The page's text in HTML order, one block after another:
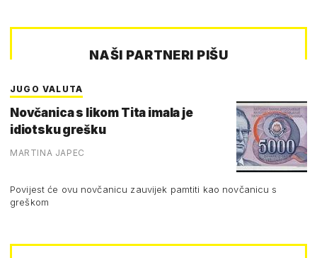
NAŠI PARTNERI PIŠU
JUGO VALUTA
Novčanica s likom Tita imala je
idiotsku grešku
MARTINA JAPEC
Povijest će ovu novčanicu zauvijek pamtiti kao novčanicu s
greškom